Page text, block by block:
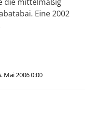
Eine 2002
Mai 2006 0:00